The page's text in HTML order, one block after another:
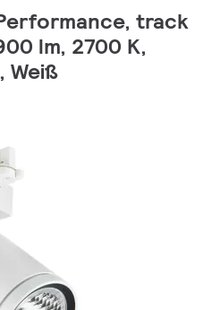
track
lm, 2700 K,
Weiß